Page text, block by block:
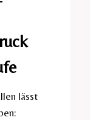
lässt